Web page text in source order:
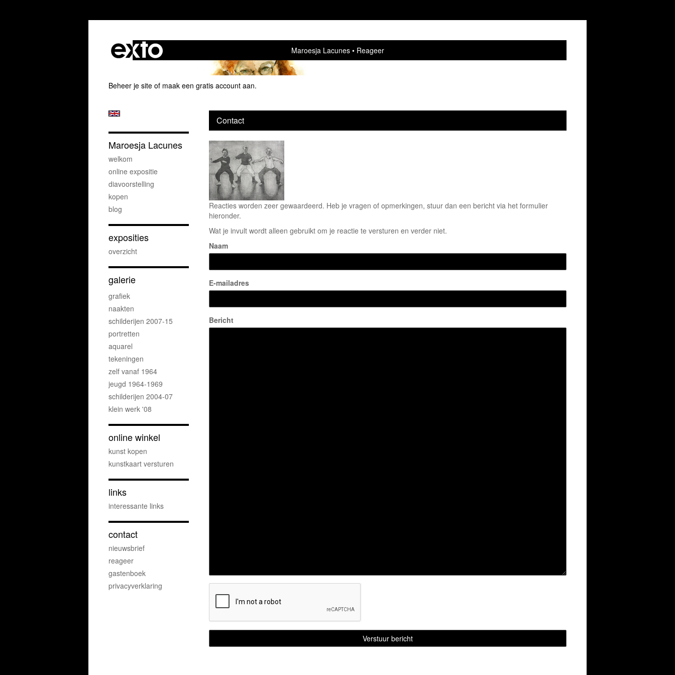
Maroesja Lacunes Reageer
Beheer je site of maak een gratis account aan.
Contact
Reacties worden zeer gewaardeerd. Heb je vragen of opmerkingen, stuur dan een bericht via het formulier
hieronder.
Wat je invult wordt alleen gebruikt om je reactie te versturen en verder niet.
Naam
E-mailadres
Bericht
Maroesja Lacunes
welkom
online expositie
diavoorstelling
kopen
blog
exposities
overzicht
galerie
grafiek
naakten
schilderijen 2007-15
portretten
aquarel
tekeningen
zelf vanaf 1964
jeugd 1964-1969
schilderijen 2004-07
klein werk '08
online winkel
kunst kopen
kunstkaart versturen
links
interessante links
contact
nieuwsbrief
reageer
gastenboek
privacyverklaring